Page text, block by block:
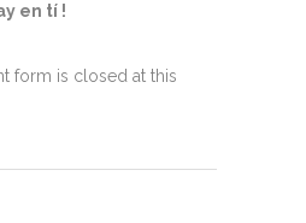
en tí !
form is closed at this